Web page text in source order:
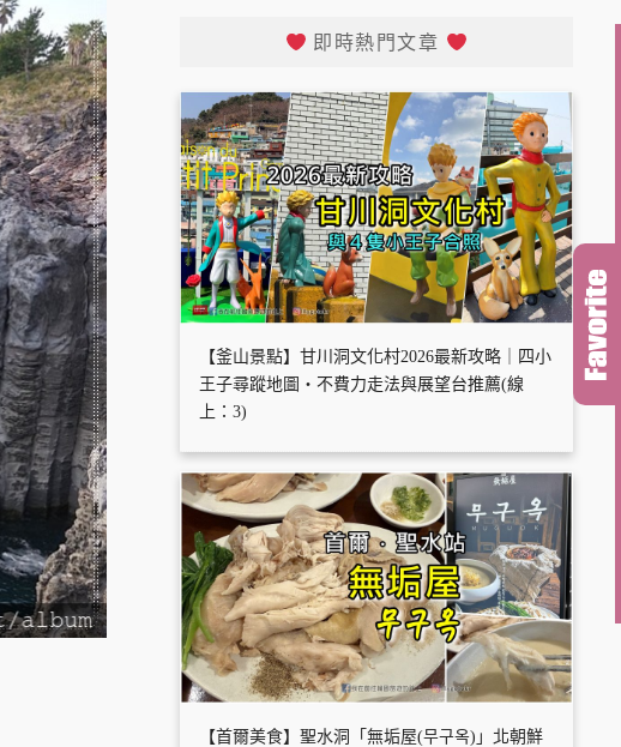
即時熱門文章
【釜山景點】甘川洞文化村2026最新攻略｜四小
王子尋蹤地圖・不費力走法與展望台推薦(線
上：3)
【首爾美食】聖水洞「無垢屋(무구옥)」北朝鮮